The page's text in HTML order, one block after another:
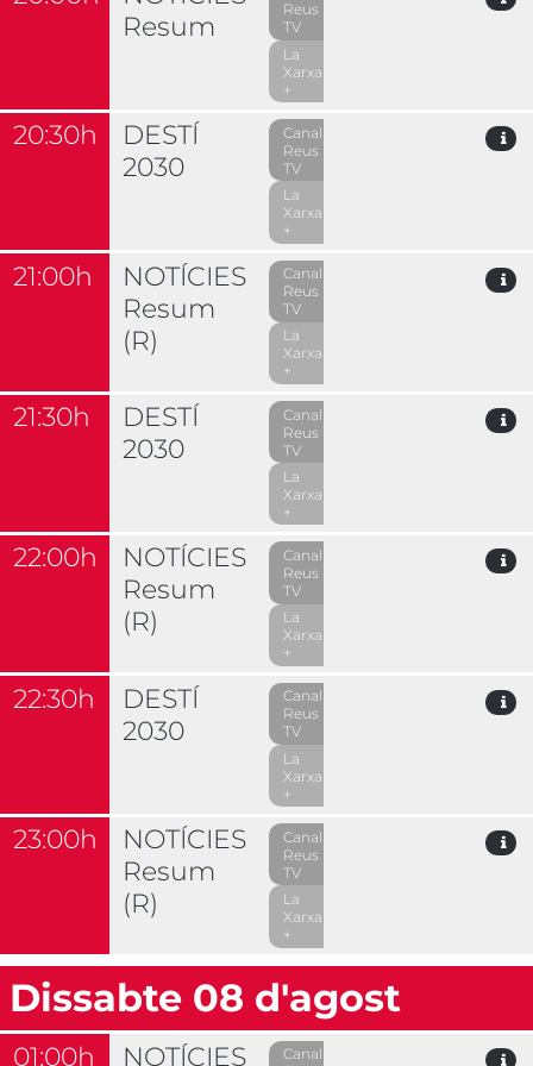
Resum
Reus
TV
La
Xarxa
+
20:30h
DESTÍ
2030
Canal
Reus
TV
La
Xarxa
+
21:00h
NOTÍCIES
Resum
(R)
Canal
Reus
TV
La
Xarxa
+
21:30h
DESTÍ
2030
Canal
Reus
TV
La
Xarxa
+
22:00h
NOTÍCIES
Resum
(R)
Canal
Reus
TV
La
Xarxa
+
22:30h
DESTÍ
2030
Canal
Reus
TV
La
Xarxa
+
23:00h
NOTÍCIES
Resum
(R)
Canal
Reus
TV
La
Xarxa
+
Dissabte 08 d'agost
01:00h
NOTÍCIES
Canal